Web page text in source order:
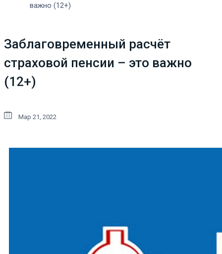
важно (12+)
Заблаговременный расчёт
страховой пенсии – это важно
(12+)
Мар 21, 2022